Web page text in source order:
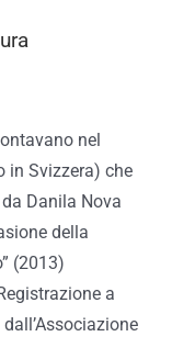
nel
in Svizzera) che
Danila Nova
della
(2013)
a